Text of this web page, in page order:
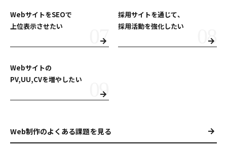
WebサイトをSEOで
上位表示させたい
採用サイトを通じて、
採用活動を強化したい
Webサイトの
PV,UU,CVを増やしたい
Web制作のよくある課題を見る